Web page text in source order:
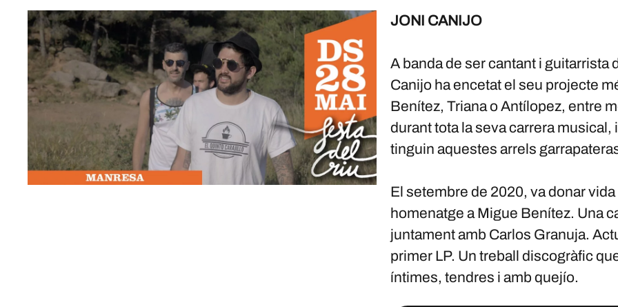
JONI CANIJO
A banda de ser cantant i guitarrista
Canijo ha encetat el seu projecte
Benítez, Triana o Antílopez, entre
durant tota la seva carrera
tinguin aquestes arrels
El setembre de 2020, va donar
homenatge a Migue Benítez. Una
juntament amb Carlos Granuja.
primer LP. Un treball discogràfic
íntimes, tendres i amb quejío.